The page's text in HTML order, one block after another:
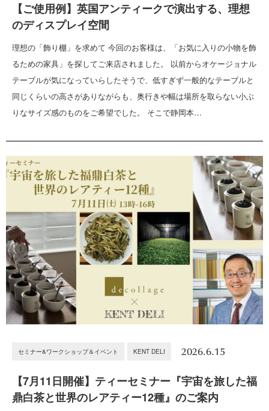
【ご使用例】英国アンティークで演出する、理想
のディスプレイ空間
理想の「飾り棚」を求めて 今回のお客様は、「お気に入りの小物を飾
るための家具」を探してご来店されました。 以前からオケージョナル
テーブルが気になっていらしたそうで、低すぎず一般的なテーブルと
同じくらいの高さがありながらも、奥行きや幅は場所を取らない小ぶ
りなサイズ感のものをご希望でした。 そこで静岡本…
セミナー&ワークショップ＆イベント KENT DELI 2026.6.15
【7月11日開催】ティーセミナー『宇宙を旅した福
鼎白茶と世界のレアティー12種』のご案内